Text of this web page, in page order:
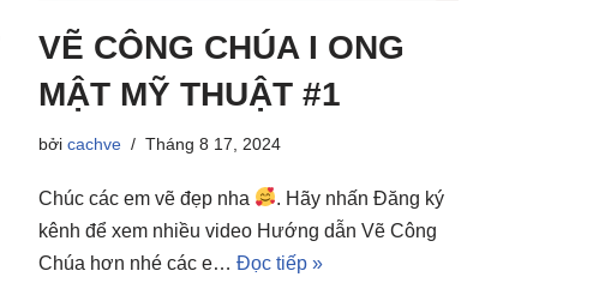
VẼ CÔNG CHÚA I ONG
MẬT MỸ THUẬT #1
bởi cachve Tháng 8 17, 2024
Chúc các em vẽ đẹp nha
. Hãy nhấn Đăng ký
kênh để xem nhiều video Hướng dẫn Vẽ Công
Chúa hơn nhé các e… Đọc tiếp »